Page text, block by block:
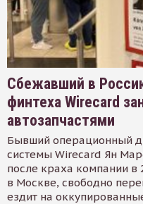
Сбежавший в
финтеха Wirecard
автозапчастями
Бывший операционный
системы Wirecard Ян
после краха компании в
в Москве, свободно
ездит на